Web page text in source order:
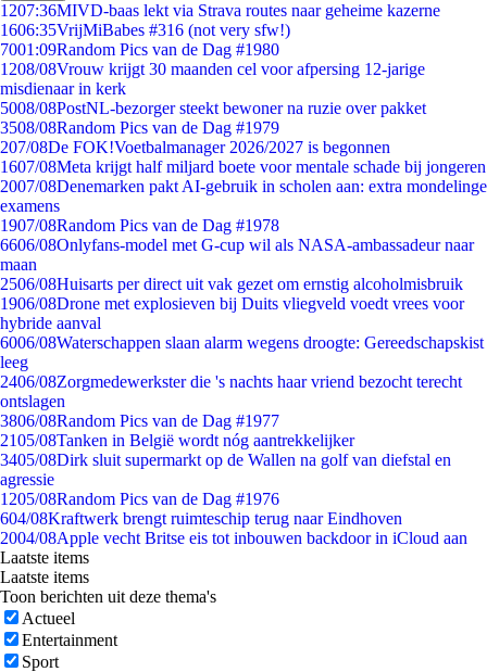
1207:36MIVD-baas lekt via Strava routes naar geheime kazerne
1606:35VrijMiBabes #316 (not very sfw!)
7001:09Random Pics van de Dag #1980
1208/08Vrouw krijgt 30 maanden cel voor afpersing 12-jarige
misdienaar in kerk
5008/08PostNL-bezorger steekt bewoner na ruzie over pakket
3508/08Random Pics van de Dag #1979
207/08De FOK!Voetbalmanager 2026/2027 is begonnen
1607/08Meta krijgt half miljard boete voor mentale schade bij jongeren
2007/08Denemarken pakt AI-gebruik in scholen aan: extra mondelinge
examens
1907/08Random Pics van de Dag #1978
6606/08Onlyfans-model met G-cup wil als NASA-ambassadeur naar
maan
2506/08Huisarts per direct uit vak gezet om ernstig alcoholmisbruik
1906/08Drone met explosieven bij Duits vliegveld voedt vrees voor
hybride aanval
6006/08Waterschappen slaan alarm wegens droogte: Gereedschapskist
leeg
2406/08Zorgmedewerkster die 's nachts haar vriend bezocht terecht
ontslagen
3806/08Random Pics van de Dag #1977
2105/08Tanken in België wordt nóg aantrekkelijker
3405/08Dirk sluit supermarkt op de Wallen na golf van diefstal en
agressie
1205/08Random Pics van de Dag #1976
604/08Kraftwerk brengt ruimteschip terug naar Eindhoven
2004/08Apple vecht Britse eis tot inbouwen backdoor in iCloud aan
Laatste items
Laatste items
Toon berichten uit deze thema's
Actueel
Entertainment
Sport